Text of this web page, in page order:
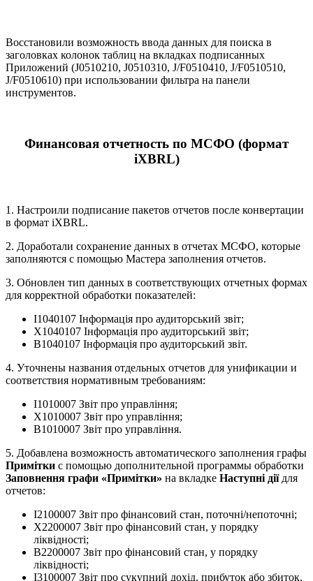
Восстановили возможность ввода данных для поиска в
заголовках колонок таблиц на вкладках подписанных
Приложений (J0510210, J0510310, J/F0510410, J/F0510510,
J/F0510610) при использовании фильтра на панели
инструментов.
Финансовая отчетность по МСФО (формат
iXBRL)
1. Настроили подписание пакетов отчетов после конвертации
в формат iXBRL.
2. Доработали сохранение данных в отчетах МСФО, которые
заполняются с помощью Мастера заполнения отчетов.
3. Обновлен тип данных в соответствующих отчетных формах
для корректной обработки показателей:
I1040107 Інформація про аудиторський звіт;
X1040107 Інформація про аудиторський звіт;
B1040107 Інформація про аудиторський звіт.
4. Уточнены названия отдельных отчетов для унификации и
соответствия нормативным требованиям:
I1010007 Звіт про управління;
X1010007 Звіт про управління;
B1010007 Звіт про управління.
5. Добавлена возможность автоматического заполнения графы
Примітки с помощью дополнительной программы обработки
Заповнення графи «Примітки» на вкладке Наступні діїдля
отчетов:
I2100007 Звіт про фінансовий стан, поточні/непоточні;
X2200007 Звіт про фінансовий стан, у порядку
ліквідності;
B2200007 Звіт про фінансовий стан, у порядку
ліквідності;
I3100007 Звіт про сукупний дохід, прибуток або збиток,